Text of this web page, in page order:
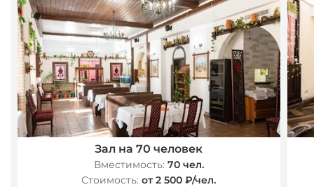
Зал на 70 человек
Вместимость: 70 чел.
Стоимость: от 2 500 ₽/чел.
*
*